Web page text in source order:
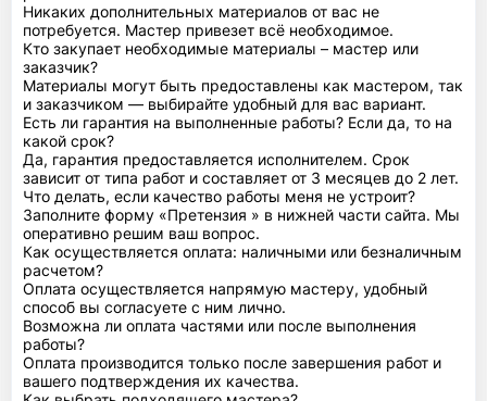
Никаких дополнительных материалов от вас не
потребуется. Мастер привезет всё необходимое.
Кто закупает необходимые материалы – мастер или
заказчик?
Материалы могут быть предоставлены как мастером, так
и заказчиком — выбирайте удобный для вас вариант.
Есть ли гарантия на выполненные работы? Если да, то на
какой срок?
Да, гарантия предоставляется исполнителем. Срок
зависит от типа работ и составляет от 3 месяцев до 2 лет.
Что делать, если качество работы меня не устроит?
Заполните форму «Претензия » в нижней части сайта. Мы
оперативно решим ваш вопрос.
Как осуществляется оплата: наличными или безналичным
расчетом?
Оплата осуществляется напрямую мастеру, удобный
способ вы согласуете с ним лично.
Возможна ли оплата частями или после выполнения
работы?
Оплата производится только после завершения работ и
вашего подтверждения их качества.